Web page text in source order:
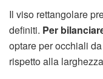
Il viso rettangolare
definiti. Per
optare per occhiali
rispetto alla